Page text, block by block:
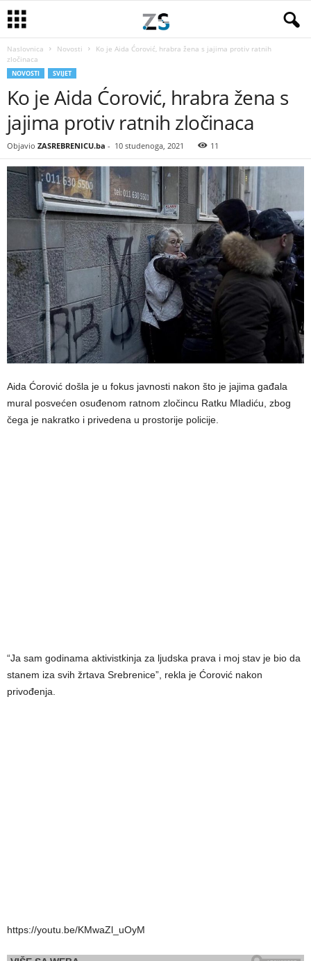
Naslovnica Novosti
Ko je Aida Ćorović, hrabra žena s jajima protiv ratnih
zločinaca
NOVOSTI SVIJET
Ko je Aida Ćorović, hrabra žena s
jajima protiv ratnih zločinaca
Objavio ZASREBRENICU.ba - 10 studenoga, 2021 11
Aida Ćorović došla je u fokus javnosti nakon što je jajima gađala
mural posvećen osuđenom ratnom zločincu Ratku Mladiću, zbog
čega je nakratko i privedena u prostorije policije.
“Ja sam godinama aktivistkinja za ljudska prava i moj stav je bio da
stanem iza svih žrtava Srebrenice”, rekla je Ćorović nakon
privođenja.
https://youtu.be/KMwaZl_uOyM